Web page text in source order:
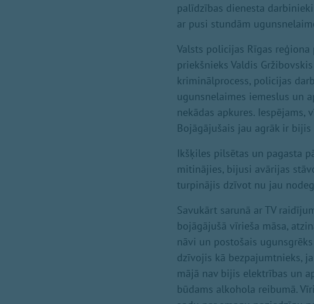
palīdzības dienesta
ar pusi stundām
Valsts policijas Rīgas
priekšnieks Valdis
kriminālprocess, policijas
ugunsnelaimes iemeslus un
nekādas apkures.
Bojāgājušais jau agrāk ir
Ikšķiles pilsētas un pagasta
mitinājies, bijusi avārijas
turpinājis dzīvot nu jau
Savukārt sarunā ar TV
bojāgājušā vīrieša māsa,
nāvi un postošais
dzīvojis kā bezpajumtnieks,
mājā nav bijis elektrības un
būdams alkohola reibumā.